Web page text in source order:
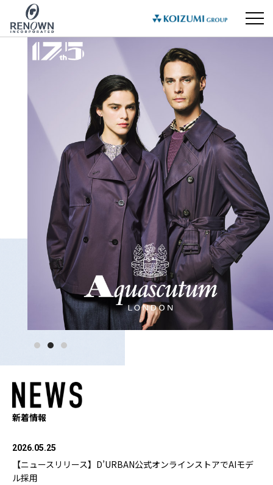
新着情報
2026.05.25
【ニュースリリース】D’URBAN公式オンラインストアでAIモデ
ル採用